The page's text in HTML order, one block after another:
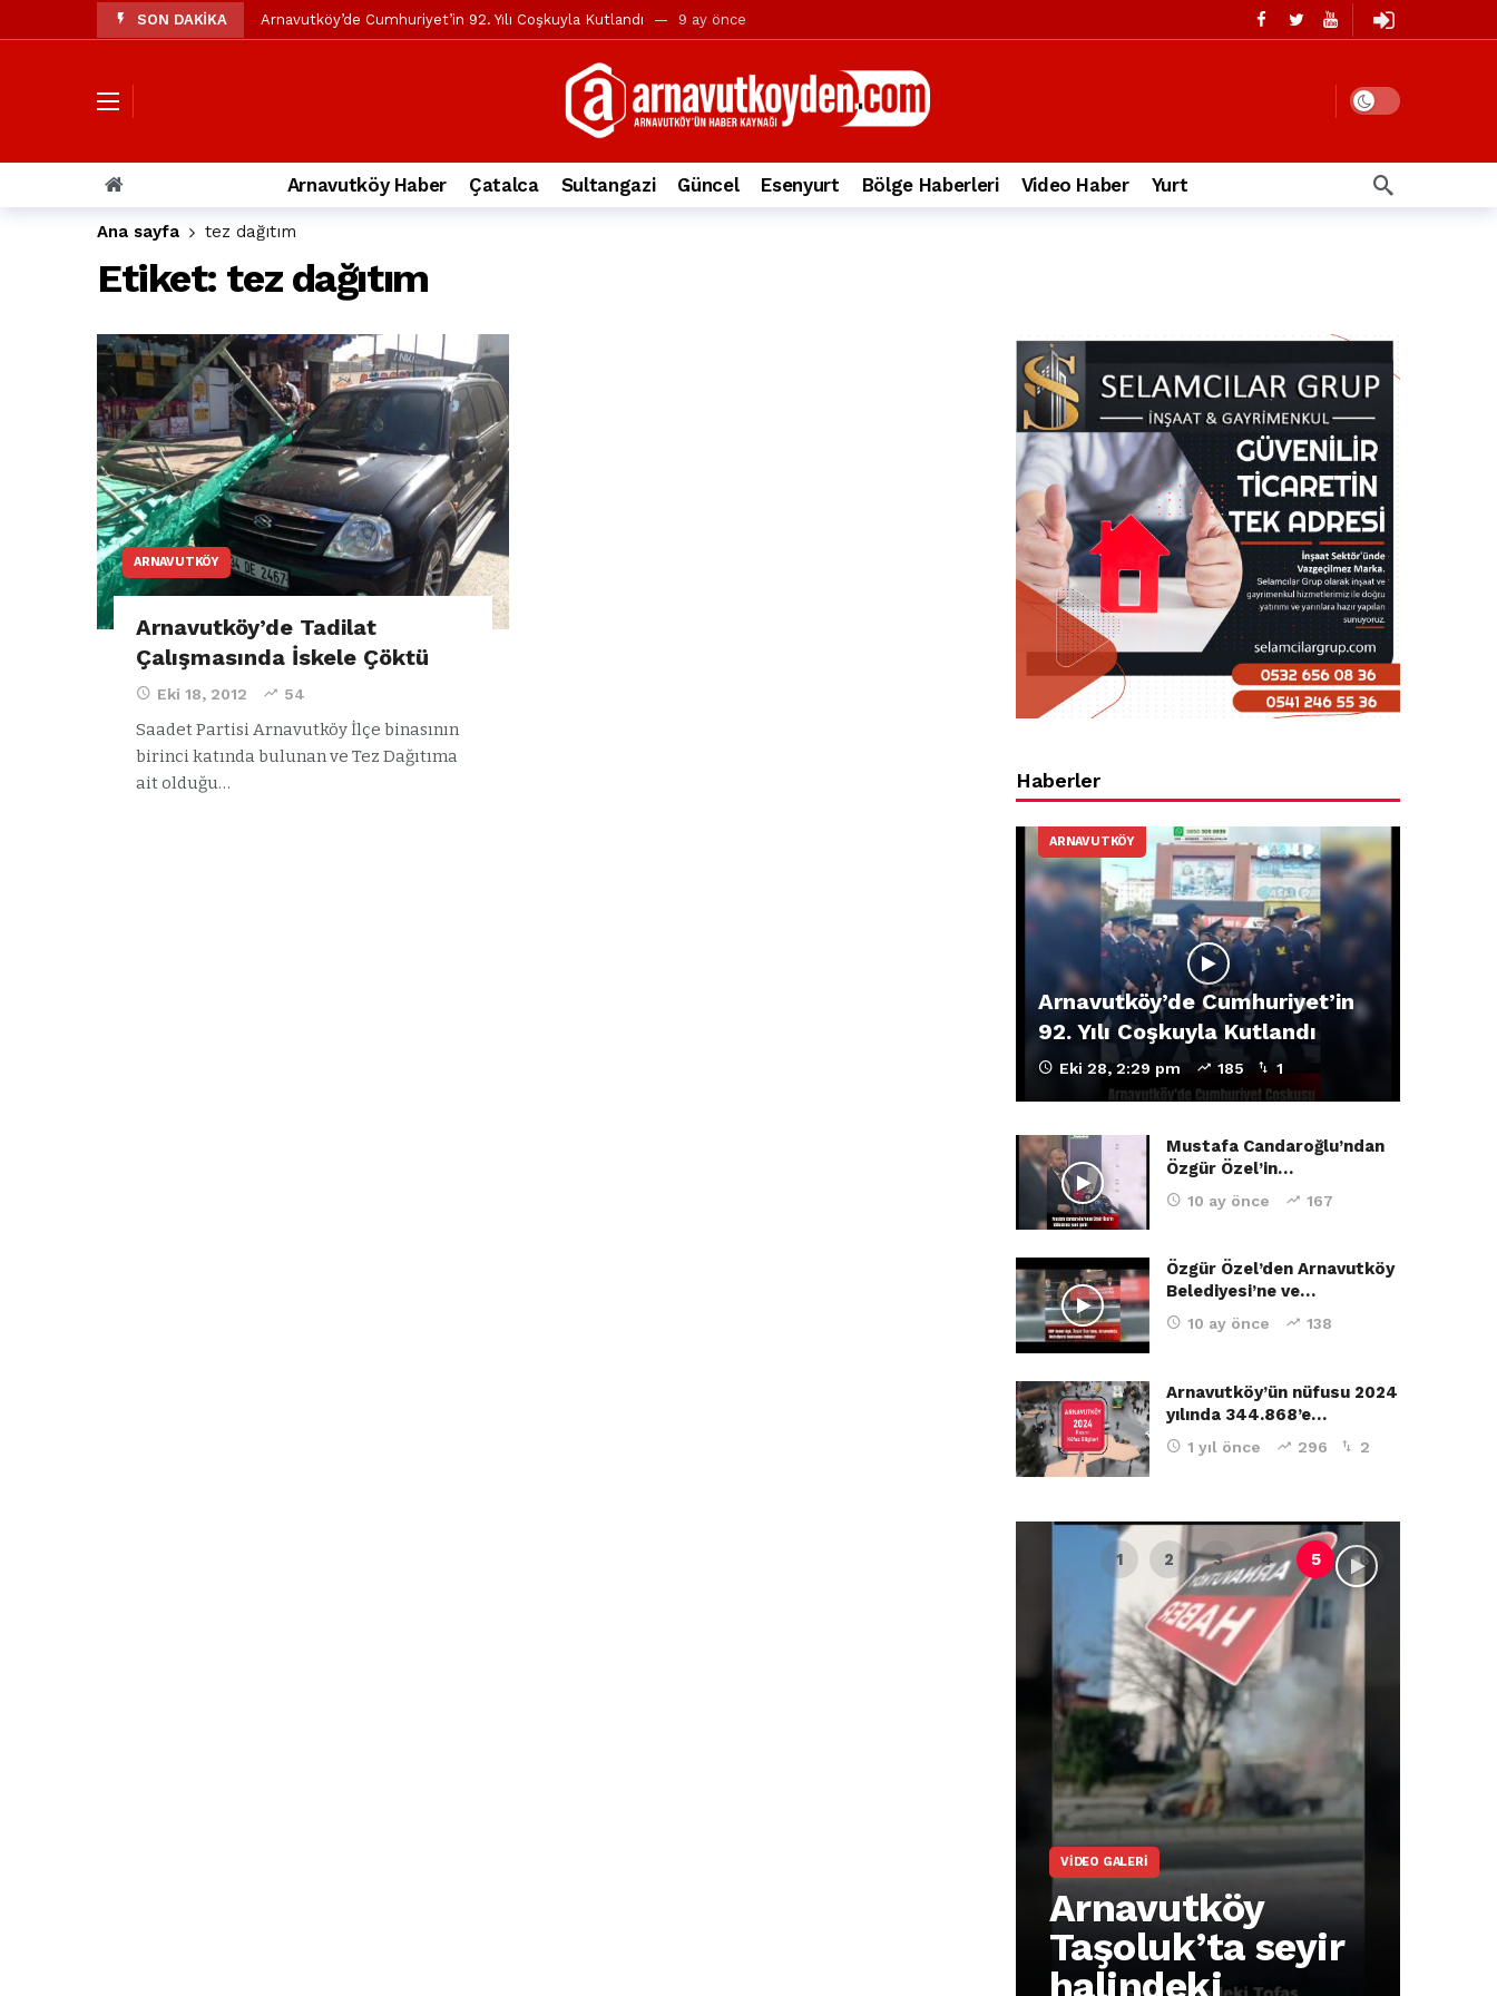
SON DAKİKA Arnavutköy’de Cumhuriyet’in 92. Yılı Coşkuyla Kutlandı 9 ay önce
Özgür Özel’den Arnavutköy Belediyesi’ne ve Mustafa Candaroğlu’na yönelik suçlamalar 10 ay önce
Arnavutköy’ün nüfusu 2024 yılında 344.868’e ulaştı 1 yıl önce
Arnavutköy Taşoluk’ta seyir halindeki otomobil alev alev yandı. 2 yıl önce
Arnavutköy İmrahor Mahallesi sakinleri protesto gösterisi düzenledi 2 yıl önce
Arnavutköy’de 29 Ekim Cumhuriyet Bayramı kutlamaları coşkuyla gerçekleşti
Toprak kaydı: 3 hafriyat kamyonu birbirlerinin üzerine devrildi
İstanbul Havalimanı yolundaki kazada, taksideki yolcu öldü
Arnavutkoy Belediyesi’ne su baskını tepkisi
Arnavutköy Haber Çatalca Sultangazi Güncel Esenyurt Bölge Haberleri Video Haber Yurt
Ana sayfa tez dağıtım
Etiket: tez dağıtım
ARNAVUTKÖY
Arnavutköy’de Tadilat
Çalışmasında İskele Çöktü
Eki 18, 2012 54
Saadet Partisi Arnavutköy İlçe binasının
birinci katında bulunan ve Tez Dağıtıma
ait olduğu…
Haberler
ARNAVUTKÖY
Arnavutköy’de Cumhuriyet’in
92. Yılı Coşkuyla Kutlandı
Eki 28, 2:29 pm 185 1
Mustafa Candaroğlu’ndan
Özgür Özel’in…
10 ay önce 167
Özgür Özel’den Arnavutköy
Belediyesi’ne ve…
10 ay önce 138
Arnavutköy’ün nüfusu 2024
yılında 344.868’e…
1 yıl önce 296 2
VIDEO GALERI
Arnavutköy
Taşoluk’ta seyir
halindeki